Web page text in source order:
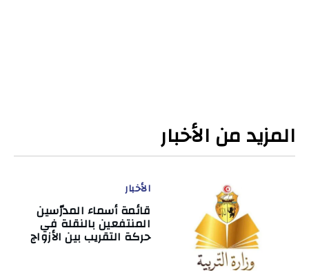
المزيد من الأخبار
الأخبار
قائمة أسماء المدرّسين
المنتفعين بالنقلة في
حركة التقريب بين الأزواج